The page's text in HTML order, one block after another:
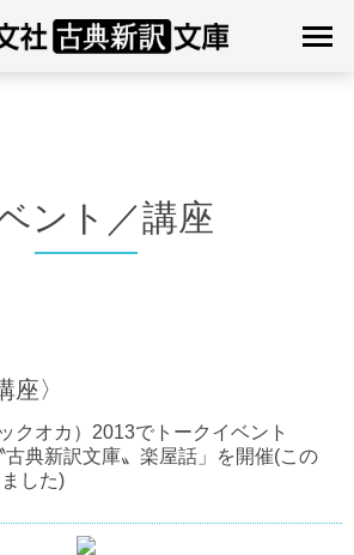
ント／講座
座〉
クオカ）2013でトークイベント
古典新訳文庫〟楽屋話」を開催(この
した)